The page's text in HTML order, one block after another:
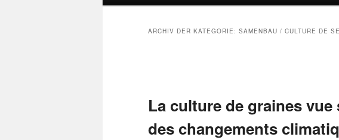
ARCHIV DER KATEGORIE: SAMENBAU / CULTURE DE
La culture de graines vue
des changements